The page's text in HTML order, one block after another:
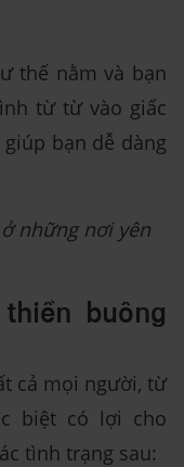
thế nằm và bạn
từ từ vào giấc
bạn dễ dàng
những nơi yên
buông
cả mọi người, từ
biệt có lợi cho
tình trạng sau: